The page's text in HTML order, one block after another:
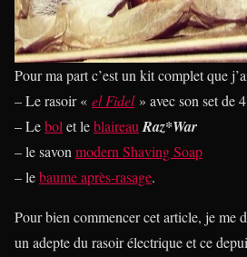
Pour ma part c’est un kit complet que
– Le rasoir « el Fidel» avec son set de
– Lebol et leblaireau Raz*War
– le savon modern Shaving Soap
– lebaume après-rasage.
Pour bien commencer cet article, je me
un adepte du rasoir électrique et ce